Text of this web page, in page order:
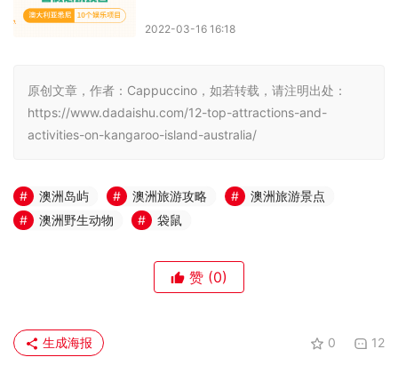
原创文章，作者：Cappuccino，如若转载，请注明出处：
https://www.dadaishu.com/12-top-attractions-and-
activities-on-kangaroo-island-australia/
澳洲岛屿 澳洲旅游攻略
澳洲旅游景点
澳洲野生动物
袋鼠
赞 (0)
0 12
生成海报